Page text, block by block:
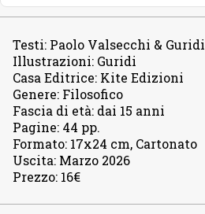
Testi: Paolo Valsecchi & Guridi
Illustrazioni: Guridi
Casa Editrice: Kite Edizioni
Genere: Filosofico
Fascia di età: dai 15 anni
Pagine: 44 pp.
Formato: 17x24 cm, Cartonato
Uscita: Marzo 2026
Prezzo: 16€